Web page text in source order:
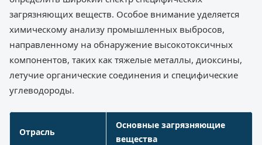
загрязняющих веществ. Особое внимание уделяется
химическому анализу промышленных выбросов,
направленному на обнаружение высокотоксичных
компонентов, таких как тяжелые металлы, диоксины,
летучие органические соединения и специфические
углеводороды.
Отрасль
Основные загрязняющие
вещества